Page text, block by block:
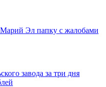
Эл папку с жалобами
завода за три дня